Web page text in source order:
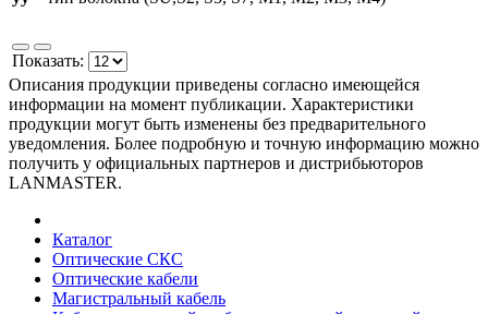
Показать:
Описания продукции приведены согласно имеющейся
информации на момент публикации. Характеристики
продукции могут быть изменены без предварительного
уведомления. Более подробную и точную информацию можно
получить у официальных партнеров и дистрибьюторов
LANMASTER.
Каталог
Оптические СКС
Оптические кабели
Магистральный кабель